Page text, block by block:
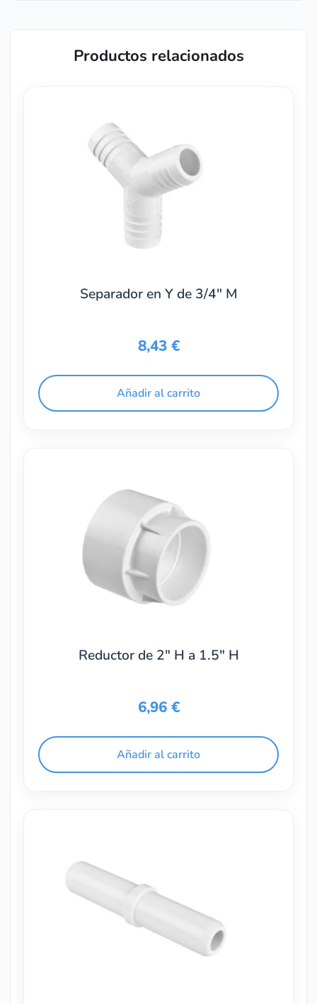
Productos relacionados
Separador en Y de 3/4″ M
8,43 €
Añadir al carrito
Reductor de 2″ H a 1.5″ H
6,96 €
Añadir al carrito